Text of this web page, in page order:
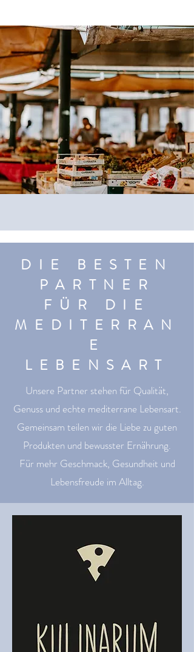
DIE BESTEN
PARTNER
FÜR DIE
MEDITERRAN
E
LEBENSART
Unsere Partner stehen für Qualität,
Genuss und echte mediterrane Lebensart.
Gemeinsam teilen wir die Liebe zu guten
Produkten und bewusster Ernährung.
Für mehr Geschmack, Gesundheit und
Lebensfreude im Alltag.